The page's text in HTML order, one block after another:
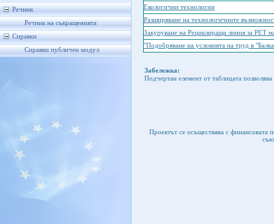
Речник
Речник на съкращенията
Справки
Справки публичен модул
Екологични технологии
Разширяване на технологичните
Закупуване на Рециклираща линия за РЕТ
"Подобряване на условията на труд в
Забележка:
Подчертан елемент от таблицата
Проектът се осъществява с финансовата